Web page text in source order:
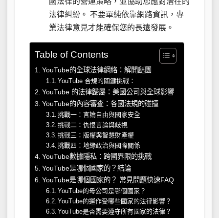
法律糾紛。 不要單純依靠網路資訊，專
業法律意見才能確保您的長遠發展。
Table of Contents
YouTube的全球法律網絡：解開謎團
YouTube 合規的關鍵挑戰：
YouTube 的法律歸屬：美國公司與全球影響
YouTube的內容審查：各國法規的碰撞
挑戰一：言論自由與國家安全
挑戰二：仇恨言論與歧視
挑戰三：版權與智慧財產權
挑戰四：地緣政治與國際關係
YouTube數據隱私：跨國界限的挑戰
YouTube是哪個國家的？結論
YouTube是哪個國家的？ 常見問題快速FAQ
YouTube的母公司是哪個國家？
YouTube的運作受哪些國家的法律影響？
YouTube是否需要遵守所有國家的法律？